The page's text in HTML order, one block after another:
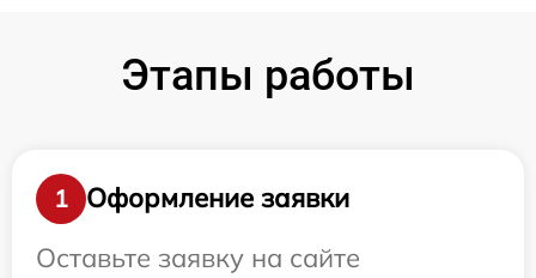
Этапы работы
1
Оформление заявки
Оставьте заявку на сайте